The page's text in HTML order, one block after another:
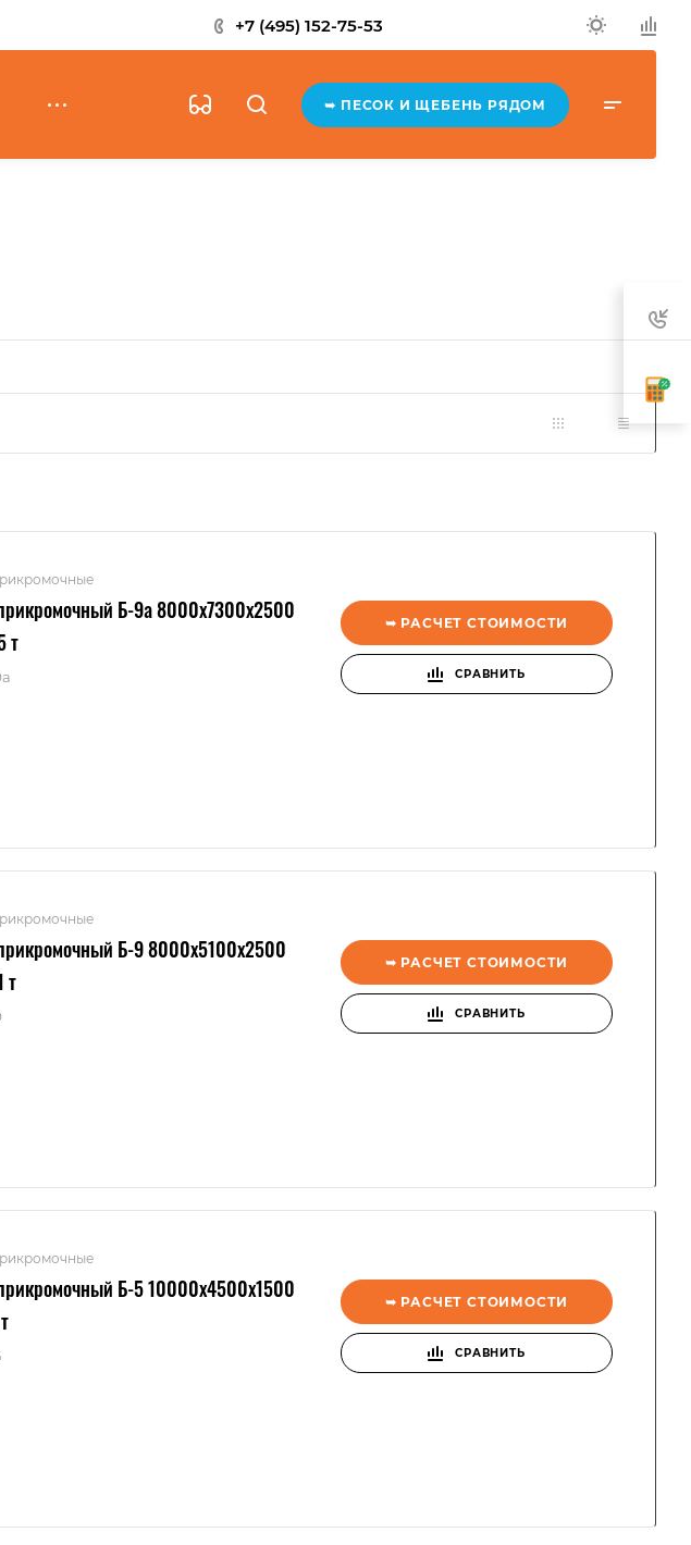
+7 (495) 152-75-53
➥ ПЕСОК И ЩЕБЕНЬ РЯДОМ
Б-9а 8000x7300x2500
т
➥ РАСЧЕТ СТОИМОСТИ
СРАВНИТЬ
Б-9 8000x5100x2500
т
➥ РАСЧЕТ СТОИМОСТИ
СРАВНИТЬ
Б-5 10000x4500x1500
➥ РАСЧЕТ СТОИМОСТИ
СРАВНИТЬ